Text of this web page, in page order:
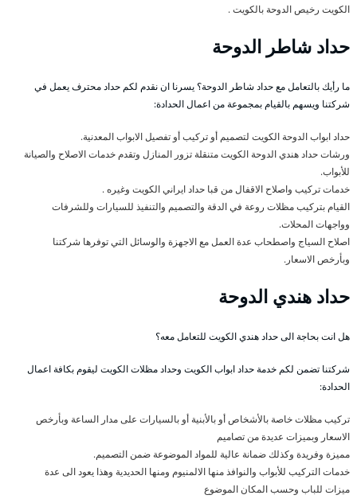
الكويت رخيص الدوحة بالكويت .
حداد شاطر الدوحة
ما رأيك بالتعامل مع حداد شاطر الدوحة؟ يسرنا ان نقدم لكم حداد محترف يعمل في
شركتنا ويسهم بالقيام بمجموعة من اعمال الحدادة:
حداد ابواب الدوحة الكويت لتصميم أو تركيب أو تفصيل الابواب المعدنية.
ورشات حداد هندي الدوحة الكويت متنقلة تزور المنازل وتقدم خدمات الاصلاح والصيانة
للأبواب.
خدمات تركيب واصلاح الاقفال من قبا حداد ايراني الكويت وغيره .
القيام بتركيب مظلات روعة في الدقة والتصميم والتنفيذ للسيارات وللشرفات
وواجهات المحلات.
اصلاح السياج واصطحاب عدة العمل مع الاجهزة والوسائل التي توفرها شركتنا
وبأرخص الاسعار.
حداد هندي الدوحة
هل انت بحاجة الى حداد هندي الكويت للتعامل معه؟
شركتنا تضمن لكم خدمة حداد ابواب الكويت وحداد مظلات الكويت ليقوم بكافة اعمال
الحدادة:
تركيب مظلات خاصة بالأشخاص أو بالأبنية أو بالسيارات على مدار الساعة وبأرخص
الاسعار وبميزات عديدة من تصاميم
مميزة وفريدة وكذلك ضمانة عالية للمواد الموضوعة ضمن التصميم.
خدمات التركيب للأبواب والنوافذ منها الالمنيوم ومنها الحديدية وهذا يعود الى عدة
ميزات للباب وحسب المكان الموضوع